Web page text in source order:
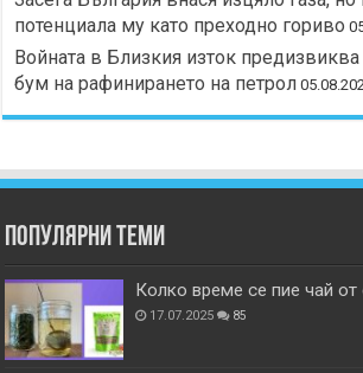
потенциала му като преходно гориво
Войната в Близкия изток
бум на рафинирането на петрол
Популярни теми
Колко време се пие чай
17.07.2025 85